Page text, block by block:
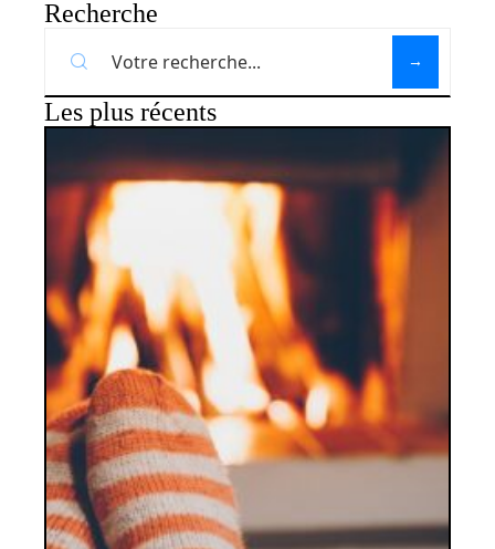
Recherche
Les plus récents